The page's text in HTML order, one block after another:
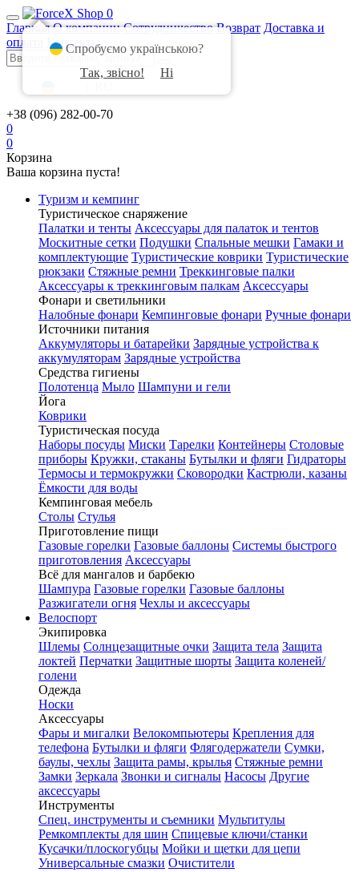
0
Главная О компании Сотрудничество Возврат Доставка и
оплата
Контакты
+38 (096) 282-00-70
0
0
Корзина
Ваша корзина пуста!
Туризм и кемпинг
Туристическое снаряжение
Палатки и тенты Аксессуары для палаток и тентов
Москитные сетки Подушки Спальные мешки Гамаки и
комплектующие Туристические коврики Туристические
рюкзаки Стяжные ремни Треккинговые палки
Аксессуары к треккинговым палкам Аксессуары
Фонари и светильники
Налобные фонари Кемпинговые фонари Ручные фонари
Источники питания
Аккумуляторы и батарейки Зарядные устройства к
аккумуляторам Зарядные устройства
Средства гигиены
Полотенца Мыло Шампуни и гели
Йога
Коврики
Туристическая посуда
Наборы посуды Миски Тарелки Контейнеры Столовые
приборы Кружки, стаканы Бутылки и фляги Гидраторы
Термосы и термокружки Сковородки Кастрюли, казаны
Ёмкости для воды
Кемпинговая мебель
Столы Стулья
Приготовление пищи
Газовые горелки Газовые баллоны Системы быстрого
приготовления Аксессуары
Всё для мангалов и барбекю
Шампура Газовые горелки Газовые баллоны
Разжигатели огня Чехлы и аксессуары
Велоспорт
Экипировка
Шлемы Солнцезащитные очки Защита тела Защита
локтей Перчатки Защитные шорты Защита коленей/
голени
Одежда
Носки
Аксессуары
Фары и мигалки Велокомпьютеры Крепления для
телефона Бутылки и фляги Флягодержатели Сумки,
баулы, чехлы Защита рамы, крылья Стяжные ремни
Замки Зеркала Звонки и сигналы Насосы Другие
аксессуары
Инструменты
Спец. инструменты и съемники Мультитулы
Ремкомплекты для шин Спицевые ключи/станки
Кусачки/плоскогубцы Мойки и щетки для цепи
Универсальные смазки Очистители
Спробуємо українською?
Так, звісно!
Ні